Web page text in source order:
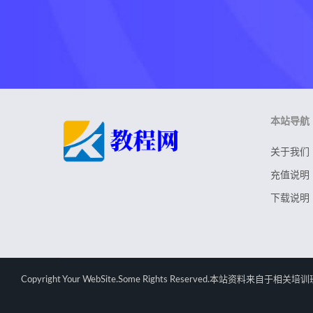
本站导航
关于我们
充值说明
下载说明
Copyright Your WebSite.Some Rights Reserved.本站资料来自于相关